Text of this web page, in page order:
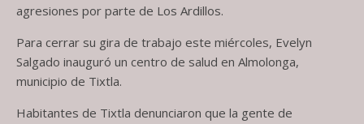
agresiones por parte de Los Ardillos.
Para cerrar su gira de trabajo este miércoles, Evelyn
Salgado inauguró un centro de salud en Almolonga,
municipio de Tixtla.
Habitantes de Tixtla denunciaron que la gente de